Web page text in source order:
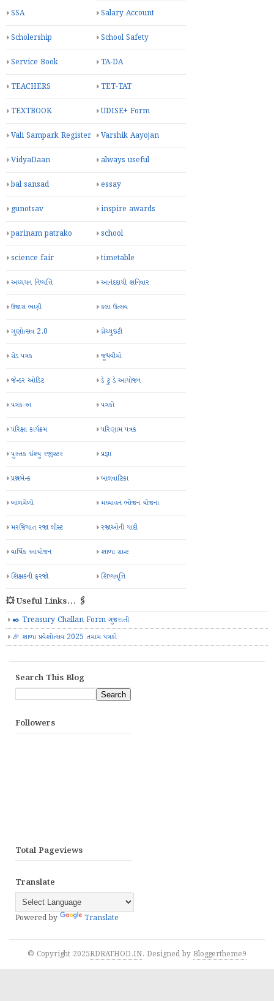
SSA Salary Account
Scholership School Safety
Service Book TA-DA
TEACHERS TET-TAT
TEXTBOOK UDISE+ Form
Vali Sampark Register Varshik Aayojan
VidyaDaan always useful
bal sansad essay
gunotsav inspire awards
parinam patrako school
science fair timetable
અધ્યયન નિષ્પત્તિ આનંદદાયી શનિવાર
ઉજાસ ભણી કલા ઉત્સવ
ગુણોત્સવ 2.0 ગ્રેચ્યુઇટી
ગ્રેડ પત્રક જૂથવીમો
જેન્ડર ઓડિટ ડે ટુ ડે આયોજન
પત્રક-અ પત્રકો
પરિક્ષા કાર્યક્રમ પરિણામ પત્રક
પુસ્તક ઈશ્યુ રજીસ્ટર પ્રજ્ઞા
પ્રશ્નબેન્ક બાલવાટિકા
બાળમેળો મઘ્યાહન ભોજન યોજના
મરજિયાત રજા લીસ્ટ રજાઓની યાદી
વાર્ષિક આયોજન શાળા ગ્રાન્ટ
શિક્ષકની ફરજો શિષ્યવૃત્તિ
💥 Useful Links... 🖇️
✒️ Treasury Challan Form ગુજરાતી
🎉 શાળા પ્રવેશોત્સવ 2025 તમામ પત્રકો
Search This Blog
Followers
Total Pageviews
Translate
Powered by Translate
© Copyright 2025RDRATHOD.IN. Designed by Bloggertheme9